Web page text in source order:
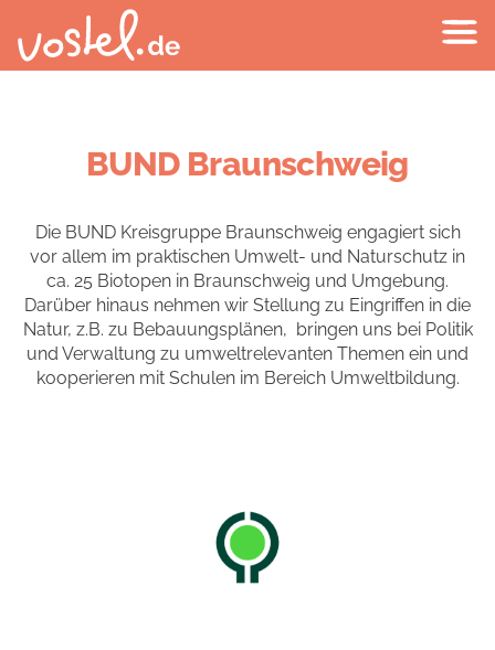
BUND Braunschweig
Die BUND Kreisgruppe Braunschweig engagiert sich
vor allem im praktischen Umwelt- und Naturschutz in
ca. 25 Biotopen in Braunschweig und Umgebung.
Darüber hinaus nehmen wir Stellung zu Eingriffen in die
Natur, z.B. zu Bebauungsplänen, bringen uns bei Politik
und Verwaltung zu umweltrelevanten Themen ein und
kooperieren mit Schulen im Bereich Umweltbildung.